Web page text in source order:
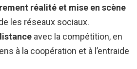
réalité et mise en scène
les réseaux sociaux.
avec la compétition, en
à la coopération et à l’entraide